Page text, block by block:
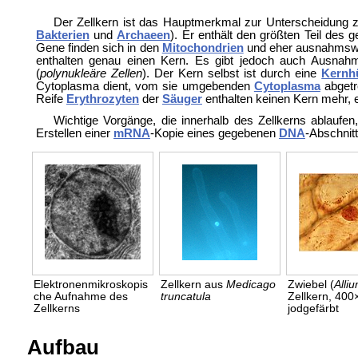
Der Zellkern ist das Hauptmerkmal zur Unterscheidung
Bakterienund Archaeen). Er enthält den größten Teil des
Gene finden sich in den Mitochondrienund eher
enthalten genau einen Kern. Es gibt jedoch auch
(polynukleäre Zellen). Der Kern selbst ist durch eine
Cytoplasma dient, vom sie umgebenden Cytoplasma
Reife Erythrozytender Säugerenthalten keinen Kern mehr,
Wichtige Vorgänge, die innerhalb des Zellkerns
Erstellen einer mRNA-Kopie eines gegebenen DNA-
Elektronenmikroskopis
che Aufnahme des
Zellkerns
Zellkern aus Medicago
truncatula
Zwiebel (
Zellkern,
jodgefärbt
Aufbau